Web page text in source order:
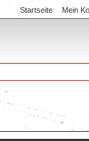
Startseite Mein